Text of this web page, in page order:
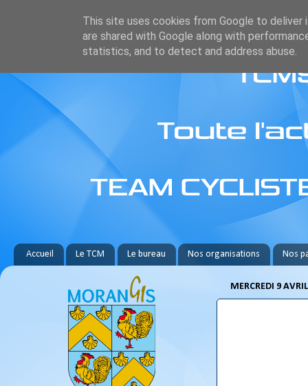
Accueil Le TCM Le bureau Nos organisations Nos
MERCREDI 9
This site uses cookies from Google to deliver
are shared with Google along with
statistics, and to detect and address abuse.